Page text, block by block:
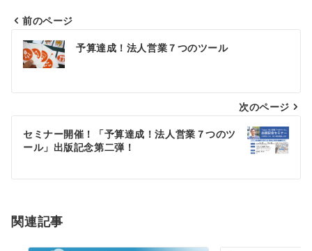
投
稿
ビ
ゲ
ー
ョ
前のページ
予算達成！法人営業７つのツール
次のページ
セミナー開催！「予算達成！法人営業７つのツ
ール」出版記念第二弾！
関連記事